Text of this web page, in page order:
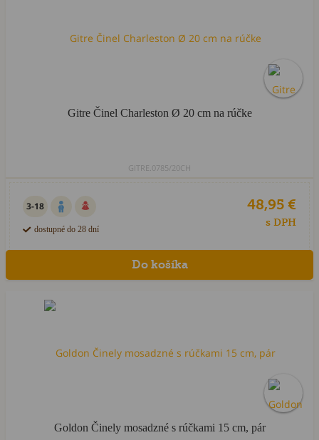
Gitre Činel Charleston Ø 20 cm na rúčke
GITRE.0785/20CH
3-18
dostupné do 28 dní
48,95 €
s DPH
Goldon Činely mosadzné s rúčkami 15 cm, pár